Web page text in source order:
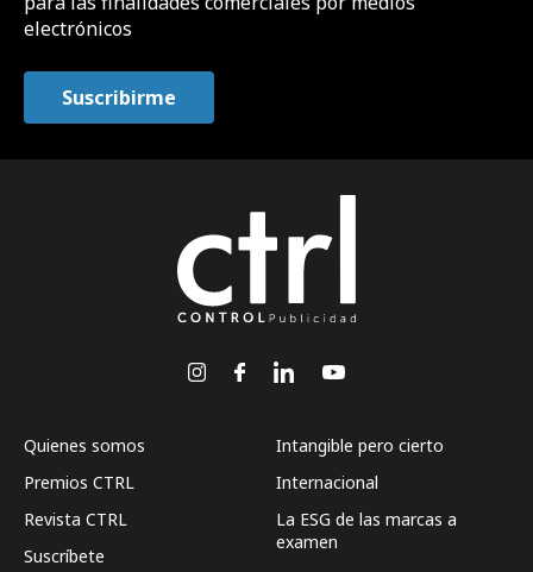
electrónicos
Quienes somos
Premios CTRL
Revista CTRL
Suscríbete
Intangible pero cierto
Internacional
La ESG de las marcas a
examen